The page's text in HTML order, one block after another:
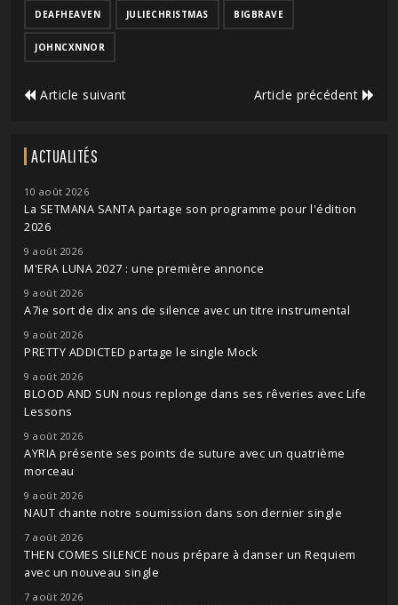
DEAFHEAVEN JULIECHRISTMAS BIGBRAVE
JOHNCXNNOR
Article suivant Article précédent
ACTUALITÉS
10 août 2026
La SETMANA SANTA partage son programme pour l'édition
2026
9 août 2026
M'ERA LUNA 2027 : une première annonce
9 août 2026
A7ie sort de dix ans de silence avec un titre instrumental
9 août 2026
PRETTY ADDICTED partage le single Mock
9 août 2026
BLOOD AND SUN nous replonge dans ses rêveries avec Life
Lessons
9 août 2026
AYRIA présente ses points de suture avec un quatrième
morceau
9 août 2026
NAUT chante notre soumission dans son dernier single
7 août 2026
THEN COMES SILENCE nous prépare à danser un Requiem
avec un nouveau single
7 août 2026